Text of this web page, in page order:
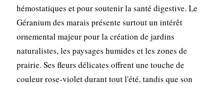
hémostatiques et pour soutenir la santé digestive. Le
Géranium des marais présente surtout un intérêt
ornemental majeur pour la création de jardins
naturalistes, les paysages humides et les zones de
prairie. Ses fleurs délicates offrent une touche de
couleur rose-violet durant tout l'été, tandis que son